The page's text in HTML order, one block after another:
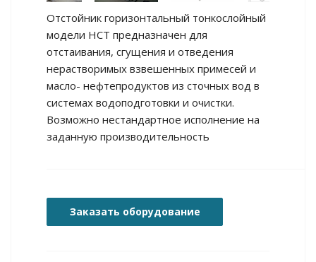
Отстойник горизонтальный тонкослойный
модели НСТ предназначен для
отстаивания, сгущения и отведения
нерастворимых взвешенных примесей и
масло- нефтепродуктов из сточных вод в
системах водоподготовки и очистки.
Возможно нестандартное исполнение на
заданную производительность
Заказать оборудование